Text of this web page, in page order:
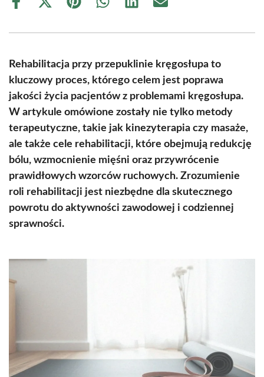
Share
Share
(Twitter)
Share Share Share Share
Rehabilitacja przy przepuklinie kręgosłupa to
kluczowy proces, którego celem jest poprawa
jakości życia pacjentów z problemami kręgosłupa.
W artykule omówione zostały nie tylko metody
terapeutyczne, takie jak kinezyterapia czy masaże,
ale także cele rehabilitacji, które obejmują redukcję
bólu, wzmocnienie mięśni oraz przywrócenie
prawidłowych wzorców ruchowych. Zrozumienie
roli rehabilitacji jest niezbędne dla skutecznego
powrotu do aktywności zawodowej i codziennej
sprawności.